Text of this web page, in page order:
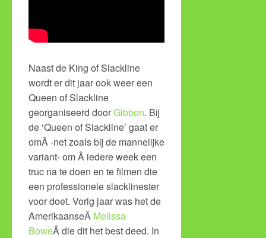
Naast de King of Slackline
wordt er dit jaar ook weer een
Queen of Slackline
georganiseerd doorGibbon. Bij
de ‘Queen of Slackline’ gaat er
omÂ -net zoals bij de mannelijke
variant- om Â iedere week een
truc na te doen en te filmen die
een professionele slacklinester
voor doet. Vorig jaar was het de
AmerikaanseÂ Melissa
BoweÂ die dit het best deed. In